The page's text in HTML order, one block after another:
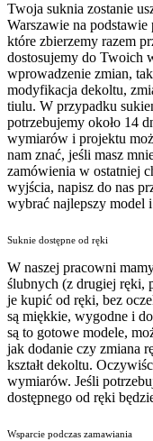
Twoja suknia zostanie
Warszawie na
które zbierzemy razem
dostosujemy do Twoich
wprowadzenie zmian,
modyfikacja dekoltu,
tiulu. W przypadku
potrzebujemy około 14
wymiarów i projektu
nam znać, jeśli masz
zamówienia w ostatniej
wyjścia, napisz do nas
wybrać najlepszy model
Suknie dostępne od ręki
W naszej pracowni
ślubnych (z drugiej ręki,
je kupić od ręki, bez
są miękkie, wygodne i
są to gotowe modele,
jak dodanie czy zmiana
kształt dekoltu.
wymiarów. Jeśli
dostępnego od ręki
Wsparcie podczas zamawiania